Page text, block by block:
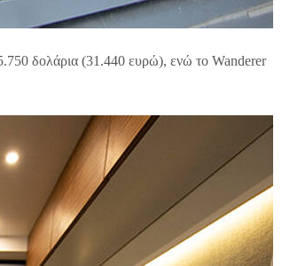
δολάρια (31.440 ευρώ), ενώ το Wanderer